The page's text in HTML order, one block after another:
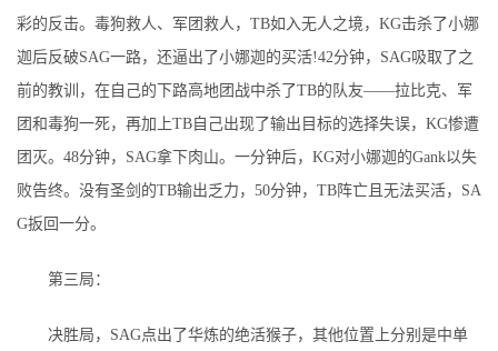
彩的反击。毒狗救人、军团救人，TB如入无人之境，KG击杀了小娜
迦后反破SAG一路，还逼出了小娜迦的买活!42分钟，SAG吸取了之
前的教训，在自己的下路高地团战中杀了TB的队友——拉比克、军
团和毒狗一死，再加上TB自己出现了输出目标的选择失误，KG惨遭
团灭。48分钟，SAG拿下肉山。一分钟后，KG对小娜迦的Gank以失
败告终。没有圣剑的TB输出乏力，50分钟，TB阵亡且无法买活，SA
G扳回一分。
第三局：
决胜局，SAG点出了华炼的绝活猴子，其他位置上分别是中单